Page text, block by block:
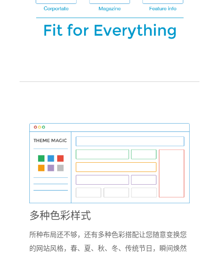
多种色彩样式
所种布局还不够，还有多种色彩搭配让您随意变换您
的网站风格，春、夏、秋、冬、传统节日，瞬间焕然